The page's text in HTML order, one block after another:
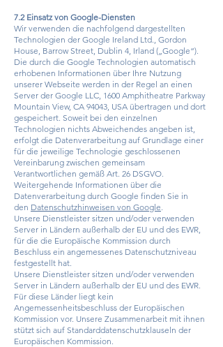
7.2 Einsatz von Google-Diensten
Wir verwenden die nachfolgend dargestellten
Technologien der Google Ireland Ltd., Gordon
House, Barrow Street, Dublin 4, Irland („Google“).
Die durch die Google Technologien automatisch
erhobenen Informationen über Ihre Nutzung
unserer Webseite werden in der Regel an einen
Server der Google LLC, 1600 Amphitheatre Parkway
Mountain View, CA 94043, USA übertragen und dort
gespeichert. Soweit bei den einzelnen
Technologien nichts Abweichendes angeben ist,
erfolgt die Datenverarbeitung auf Grundlage einer
für die jeweilige Technologie geschlossenen
Vereinbarung zwischen gemeinsam
Verantwortlichen gemäß Art. 26 DSGVO.
Weitergehende Informationen über die
Datenverarbeitung durch Google finden Sie in
den Datenschutzhinweisen von Google
Unsere Dienstleister sitzen und/oder verwenden
Server in Ländern außerhalb der EU und des EWR,
für die die Europäische Kommission durch
Beschluss ein angemessenes Datenschutzniveau
festgestellt hat.
Unsere Dienstleister sitzen und/oder verwenden
Server in Ländern außerhalb der EU und des EWR.
Für diese Länder liegt kein
Angemessenheitsbeschluss der Europäischen
Kommission vor. Unsere Zusammenarbeit mit ihnen
stützt sich auf Standarddatenschutzklauseln der
Europäischen Kommission.